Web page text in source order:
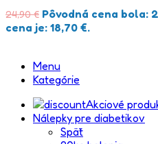
24,90€ Pôvodná cena bola:
cena je: 18,70 €.
Menu
Kategórie
Akciové
Nálepky pre diabetikov
Späť